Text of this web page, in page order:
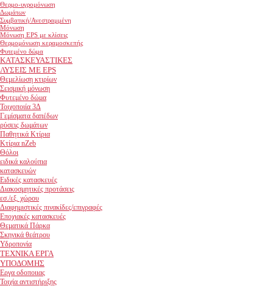
Θερμο-υγρομόνωση
Δωμάτων
Συμβατική/Ανεστραμμένη
Μόνωση
Μόνωση EPS με κλίσεις
Θερμομόνωση κεραμοσκεπής
Φυτεμένο δώμα
ΚΑΤΑΣΚΕΥΑΣΤΙΚΕΣ
ΛΥΣΕΙΣ ΜΕ EPS
Θεμελίωση κτιρίων
Σεισμική μόνωση
Φυτεμένο δώμα
Τοιχοποιία 3Δ
Γεμίσματα δαπέδων
ρύσεις δωμάτων
Παθητικά Κτίρια
Κτίρια nZeb
Θόλοι
ειδικά καλούπια
κατασκευών
Ειδικές κατασκευές
Διακοσμητικές προτάσεις
εσ./εξ. χώρου
Διαφημιστικές πινακίδες/επιγραφές
Εποχιακές κατασκευές
Θεματικά Πάρκα
Σκηνικά θεάτρου
Υδροπονία
ΤΕΧΝΙΚΑ ΕΡΓΑ
ΥΠΟΔΟΜΗΣ
Εργα οδοποιιας
Τοιχία αντιστήριξης